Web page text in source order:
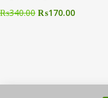
₨340.00 ₨170.00